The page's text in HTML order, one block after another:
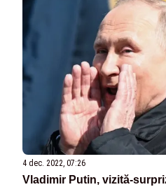
4 dec. 2022, 07:26
Vladimir Putin, vizită-